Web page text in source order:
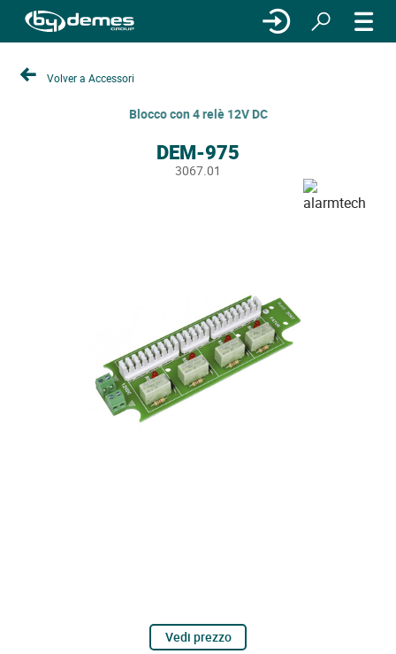
Volver a Accessori
Blocco con 4 relè 12V DC
DEM-975
3067.01
Vedi prezzo